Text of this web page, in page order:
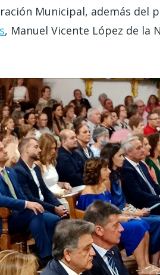
Municipal, además del
, Manuel Vicente López de la